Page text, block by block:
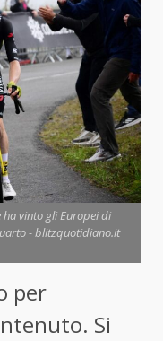
vinto gli Europei di
- blitzquotidiano.it
per
Si